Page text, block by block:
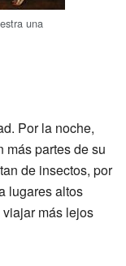
una
Por la noche,
más partes de su
de insectos, por
lugares altos
más lejos